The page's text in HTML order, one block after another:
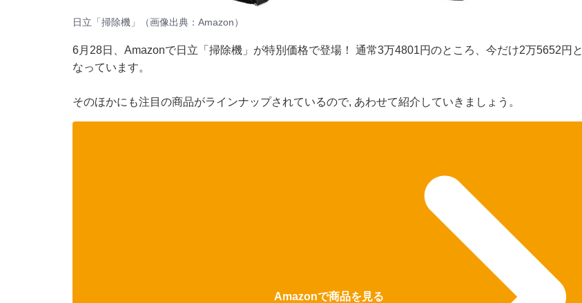
日立「掃除機」（画像出典：Amazon）
6月28日、 Amazonで日立「掃除機」が特別価格で登場！ 通常3万4801円のところ、今だけ2万5652円と
なっています。
そのほかにも注目の商品がラインナップされているので, あわせて紹介していきましょう。
Amazonで商品を見る